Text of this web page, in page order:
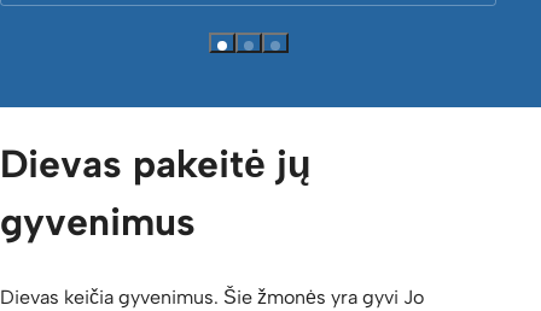
Dievas pakeitė jų
gyvenimus
Dievas keičia gyvenimus. Šie žmonės yra gyvi Jo